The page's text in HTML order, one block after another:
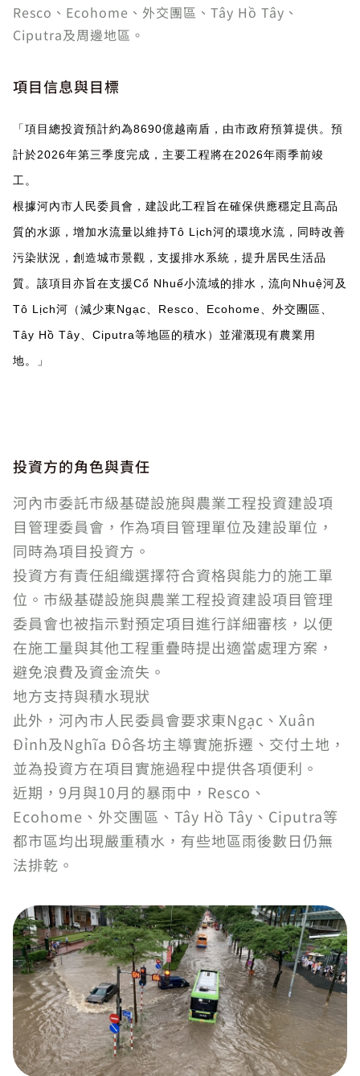
Resco、Ecohome、外交團區、Tây Hồ Tây、
Ciputra及周邊地區。
項目信息與目標
「項目總投資預計約為8690億越南盾，由市政府預算提供。預
計於2026年第三季度完成，主要工程將在2026年雨季前竣
工。
根據河內市人民委員會，建設此工程旨在確保供應穩定且高品
質的水源，增加水流量以維持Tô Lịch河的環境水流，同時改善
污染狀況，創造城市景觀，支援排水系統，提升居民生活品
質。該項目亦旨在支援Cổ Nhuế小流域的排水，流向Nhuệ河及
Tô Lịch河（減少東Ngạc、Resco、Ecohome、外交團區、
Tây Hồ Tây、Ciputra等地區的積水）並灌溉現有農業用
地。」
投資方的角色與責任
河內市委託市級基礎設施與農業工程投資建設項
目管理委員會，作為項目管理單位及建設單位，
同時為項目投資方。
投資方有責任組織選擇符合資格與能力的施工單
位。市級基礎設施與農業工程投資建設項目管理
委員會也被指示對預定項目進行詳細審核，以便
在施工量與其他工程重疊時提出適當處理方案，
避免浪費及資金流失。
地方支持與積水現狀
此外，河內市人民委員會要求東Ngạc、Xuân
Đỉnh及Nghĩa Đô各坊主導實施拆遷、交付土地，
並為投資方在項目實施過程中提供各項便利。
近期，9月與10月的暴雨中，Resco、
Ecohome、外交團區、Tây Hồ Tây、Ciputra等
都市區均出現嚴重積水，有些地區雨後數日仍無
法排乾。